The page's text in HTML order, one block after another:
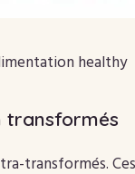
healthy
transformés
transformés.